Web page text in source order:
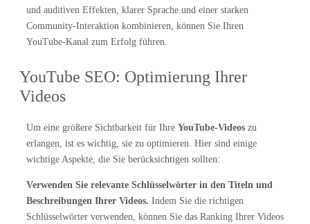
und auditiven Effekten, klarer Sprache und einer starken
Community-Interaktion kombinieren, können Sie Ihren
YouTube-Kanal zum Erfolg führen.
YouTube SEO: Optimierung Ihrer
Videos
Um eine größere Sichtbarkeit für Ihre YouTube-Videos zu
erlangen, ist es wichtig, sie zu optimieren. Hier sind einige
wichtige Aspekte, die Sie berücksichtigen sollten:
Verwenden Sie relevante Schlüsselwörter in den Titeln und
Beschreibungen Ihrer Videos. Indem Sie die richtigen
Schlüsselwörter verwenden, können Sie das Ranking Ihrer Videos